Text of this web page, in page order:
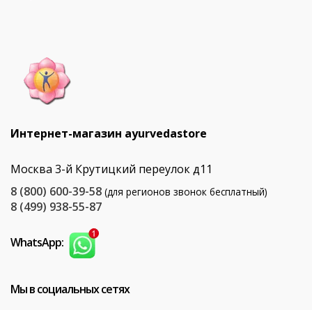
Интернет-магазин ayurvedastore
Москва 3-й Крутицкий переулок д11
8 (800) 600-39-58 (для регионов звонок бесплатный)
8 (499) 938-55-87
WhatsApp:
Мы в социальных сетях